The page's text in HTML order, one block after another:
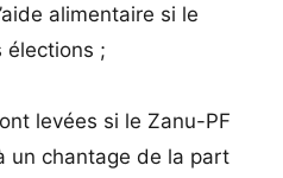
alimentaire si le
élections ;
levées si le Zanu-PF
un chantage de la part